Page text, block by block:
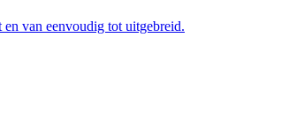
van eenvoudig tot uitgebreid.